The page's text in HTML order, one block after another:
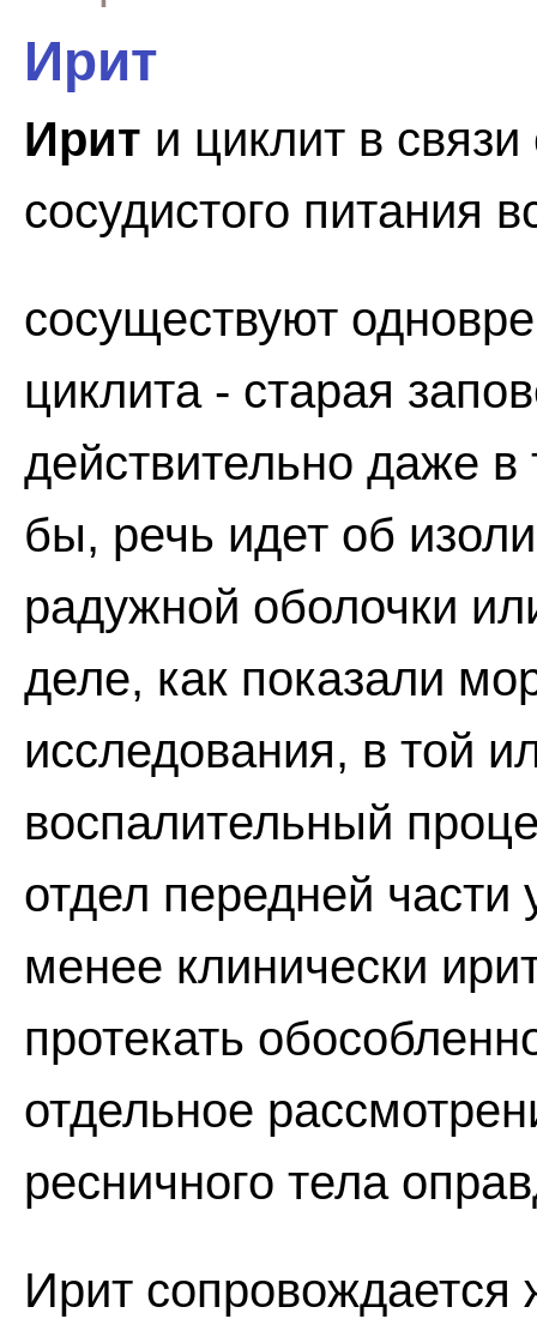
Ирит
Ирит и циклит в
сосудистого питания
сосуществуют
циклита - старая
действительно даже в
бы, речь идет об
радужной оболочки
деле, как показали
исследования, в той
воспалительный
отдел передней части
менее клинически
протекать
отдельное
ресничного тела
Ирит сопровождается